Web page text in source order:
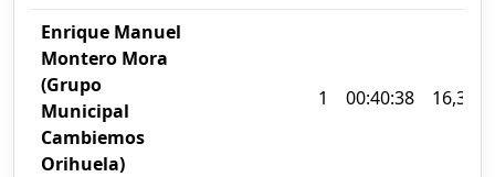
Enrique Manuel
Montero Mora
(Grupo
Municipal
Cambiemos
Orihuela)
1 00:40:38 16,34%